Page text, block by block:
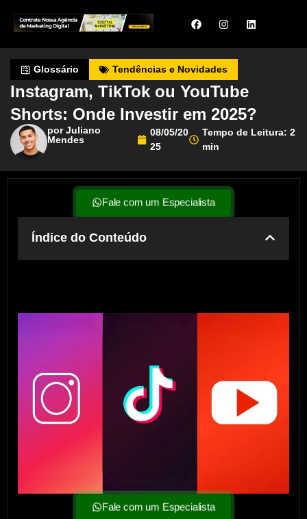
Glossário Tendências e Novidades
Instagram, TikTok ou YouTube
Shorts: Onde Investir em 2025?
por Juliano
Mendes
08/05/20
25
Tempo de Leitura: 2
min
Fale com um Especialista
Índice do Conteúdo
Fale com um Especialista